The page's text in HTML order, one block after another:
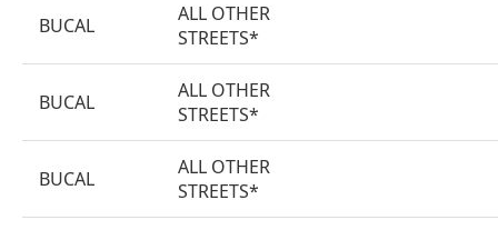
BUCAL
ALL OTHER
STREETS*
BUCAL
ALL OTHER
STREETS*
BUCAL
ALL OTHER
STREETS*